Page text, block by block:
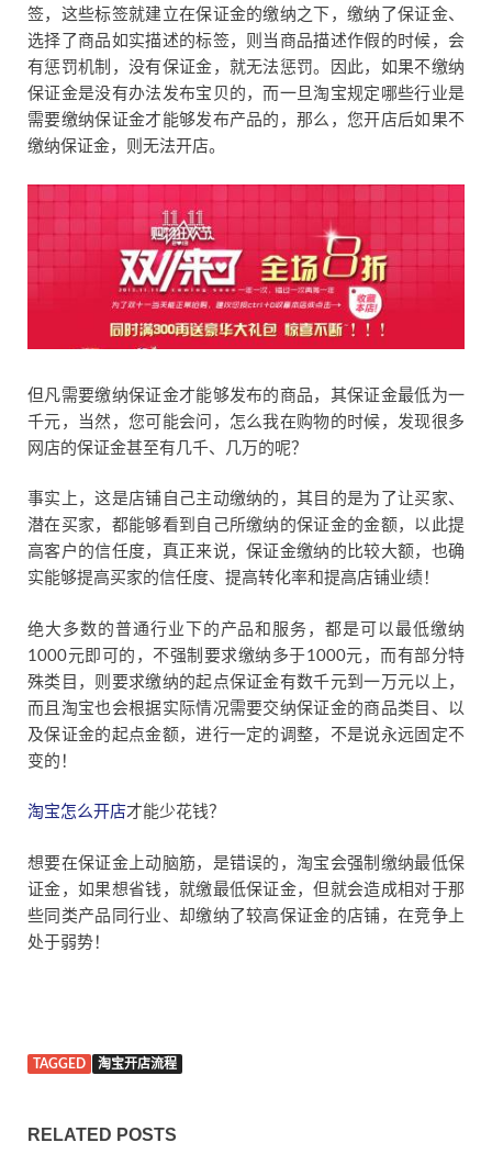
签，这些标签就建立在保证金的缴纳之下，缴纳了保证金、
选择了商品如实描述的标签，则当商品描述作假的时候，会
有惩罚机制，没有保证金，就无法惩罚。因此，如果不缴纳
保证金是没有办法发布宝贝的，而一旦淘宝规定哪些行业是
需要缴纳保证金才能够发布产品的，那么，您开店后如果不
缴纳保证金，则无法开店。
但凡需要缴纳保证金才能够发布的商品，其保证金最低为一
千元，当然，您可能会问，怎么我在购物的时候，发现很多
网店的保证金甚至有几千、几万的呢？
事实上，这是店铺自己主动缴纳的，其目的是为了让买家、
潜在买家，都能够看到自己所缴纳的保证金的金额，以此提
高客户的信任度，真正来说，保证金缴纳的比较大额，也确
实能够提高买家的信任度、提高转化率和提高店铺业绩！
绝大多数的普通行业下的产品和服务，都是可以最低缴纳
1000元即可的，不强制要求缴纳多于1000元，而有部分特
殊类目，则要求缴纳的起点保证金有数千元到一万元以上，
而且淘宝也会根据实际情况需要交纳保证金的商品类目、以
及保证金的起点金额，进行一定的调整，不是说永远固定不
变的！
淘宝怎么开店才能少花钱？
想要在保证金上动脑筋，是错误的，淘宝会强制缴纳最低保
证金，如果想省钱，就缴最低保证金，但就会造成相对于那
些同类产品同行业、却缴纳了较高保证金的店铺，在竞争上
处于弱势！
TAGGED 淘宝开店流程
RELATED POSTS